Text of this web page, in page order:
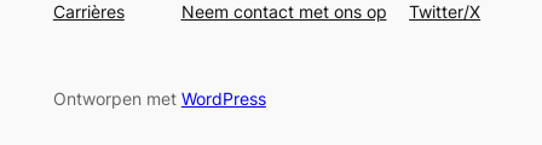
Carrières
Neem contact met ons op
Twitter/X
Ontworpen met WordPress